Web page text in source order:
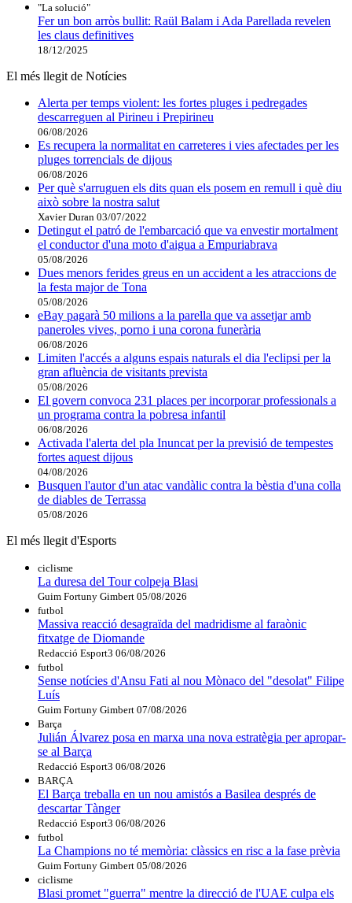
"La solució"
Fer un bon arròs bullit: Raül Balam i Ada Parellada revelen
les claus definitives
18/12/2025
El més llegit de Notícies
Alerta per temps violent: les fortes pluges i pedregades
descarreguen al Pirineu i Prepirineu
06/08/2026
Es recupera la normalitat en carreteres i vies afectades per les
pluges torrencials de dijous
06/08/2026
Per què s'arruguen els dits quan els posem en remull i què diu
això sobre la nostra salut
Xavier Duran 03/07/2022
Detingut el patró de l'embarcació que va envestir mortalment
el conductor d'una moto d'aigua a Empuriabrava
05/08/2026
Dues menors ferides greus en un accident a les atraccions de
la festa major de Tona
05/08/2026
eBay pagarà 50 milions a la parella que va assetjar amb
paneroles vives, porno i una corona funerària
06/08/2026
Limiten l'accés a alguns espais naturals el dia l'eclipsi per la
gran afluència de visitants prevista
05/08/2026
El govern convoca 231 places per incorporar professionals a
un programa contra la pobresa infantil
06/08/2026
Activada l'alerta del pla Inuncat per la previsió de tempestes
fortes aquest dijous
04/08/2026
Busquen l'autor d'un atac vandàlic contra la bèstia d'una colla
de diables de Terrassa
05/08/2026
El més llegit d'Esports
ciclisme
La duresa del Tour colpeja Blasi
Guim Fortuny Gimbert 05/08/2026
futbol
Massiva reacció desagraïda del madridisme al faraònic
fitxatge de Diomande
Redacció Esport3 06/08/2026
futbol
Sense notícies d'Ansu Fati al nou Mònaco del "desolat" Filipe
Luís
Guim Fortuny Gimbert 07/08/2026
Barça
Julián Álvarez posa en marxa una nova estratègia per apropar-
se al Barça
Redacció Esport3 06/08/2026
BARÇA
El Barça treballa en un nou amistós a Basilea després de
descartar Tànger
Redacció Esport3 06/08/2026
futbol
La Champions no té memòria: clàssics en risc a la fase prèvia
Guim Fortuny Gimbert 05/08/2026
ciclisme
Blasi promet "guerra" mentre la direcció de l'UAE culpa els